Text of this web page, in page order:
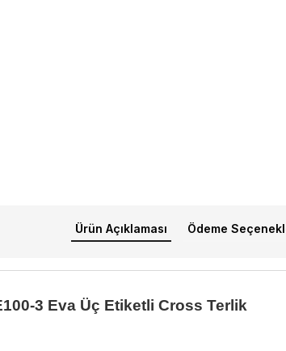
Ürün Açıklaması Ödeme
3 Eva Üç Etiketli Cross Terlik